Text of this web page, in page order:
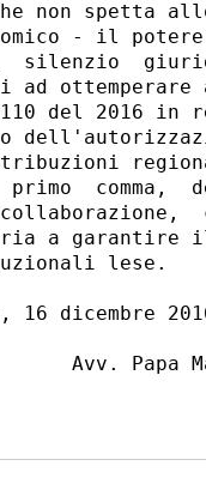
non spetta
- il
silenzio
del 2016 in
primo
a
lese.
16 dicembre
Avv. Papa